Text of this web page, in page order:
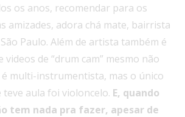
os anos, recomendar para os
amizades, adora chá mate, bairrista
Paulo. Além de artista também é
videos de “drum cam” mesmo não
multi-instrumentista, mas o único
aula foi violoncelo. E, quando
tem nada pra fazer, apesar de